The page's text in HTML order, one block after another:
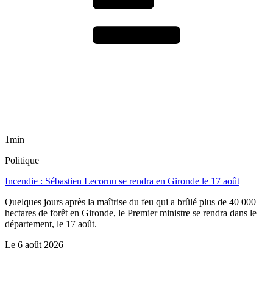
1min
Politique
Incendie : Sébastien Lecornu se rendra en Gironde le 17 août
Quelques jours après la maîtrise du feu qui a brûlé plus de 40 000
hectares de forêt en Gironde, le Premier ministre se rendra dans le
département, le 17 août.
Le 6 août 2026